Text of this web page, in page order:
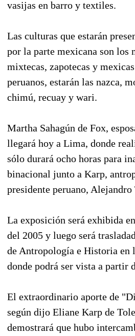
vasijas en barro y textiles.
Las culturas que estarán
por la parte mexicana son los
mixtecas, zapotecas y
peruanos, estarán las nazca,
chimú, recuay y wari.
Martha Sahagún de Fox,
llegará hoy a Lima, donde
sólo durará ocho horas para
binacional junto a Karp,
presidente peruano, Alejandro
La exposición será exhibida
del 2005 y luego será
de Antropología e Historia en
donde podrá ser vista a partir
El extraordinario aporte de
según dijo Eliane Karp de
demostrará que hubo